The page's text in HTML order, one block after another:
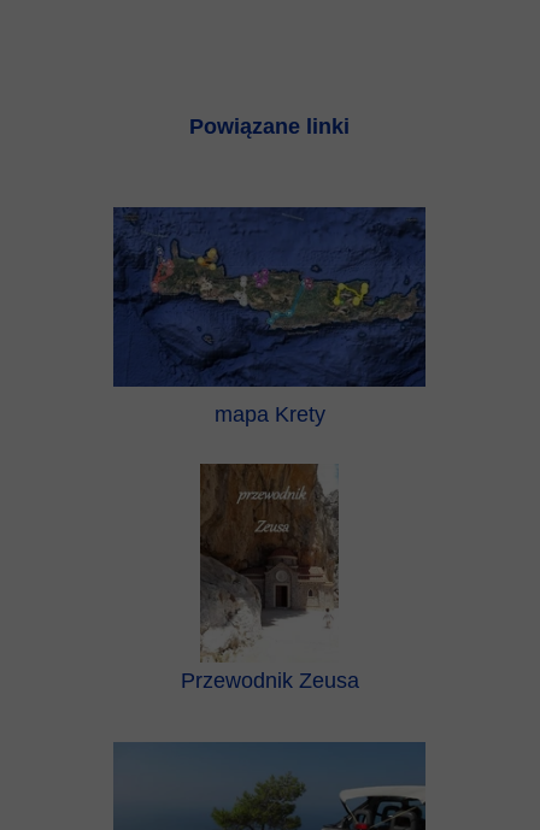
Powiązane linki
mapa Krety
Przewodnik Zeusa